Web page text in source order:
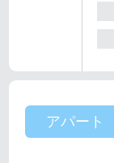
アパート